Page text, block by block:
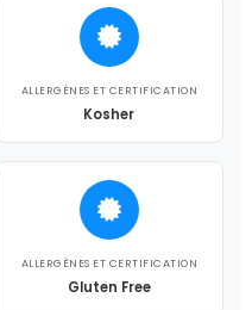
ALLERGÈNES ET CERTIFICATION
Kosher
ALLERGÈNES ET CERTIFICATION
Gluten Free